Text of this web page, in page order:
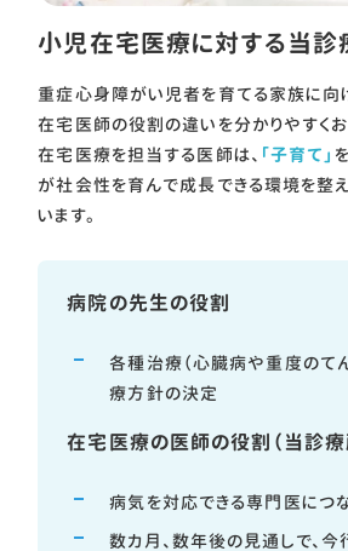
小児在宅医療に対する当診
重症心身障がい児者を育てる家族に向
在宅医師の役割の違いを分かりやすくお
在宅医療を担当する医師は、 「子育て」
が社会性を育んで成長できる環境を整
います。
病院の先生の役割
各種治療（心臓病や重度のて
療方針の決定
在宅医療の医師の役割（当診療
病気を対応できる専門医につ
数カ月、数年後の見通しで、